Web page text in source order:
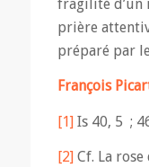
fragilité d’un
prière
préparé par
François
[1]Is 40, 5 ;
[2] Cf. La